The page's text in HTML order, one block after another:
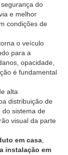
do
e melhor
condições de
o veículo
para a
opacidade,
é fundamental
alta
distribuição de
do sistema de
visual da parte
em casa
instalação em